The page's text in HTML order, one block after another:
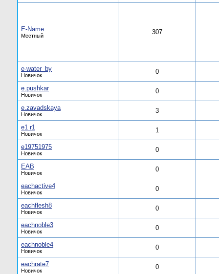
E-Name
Местный 307
e-water_by
Новичок 0
e.pushkar
Новичок 0
e.zavadskaya
Новичок 3
e1 r1
Новичок 1
e19751975
Новичок 0
EAB
Новичок 0
eachactive4
Новичок 0
eachflesh8
Новичок 0
eachnoble3
Новичок 0
eachnoble4
Новичок 0
eachrate7
Новичок 0